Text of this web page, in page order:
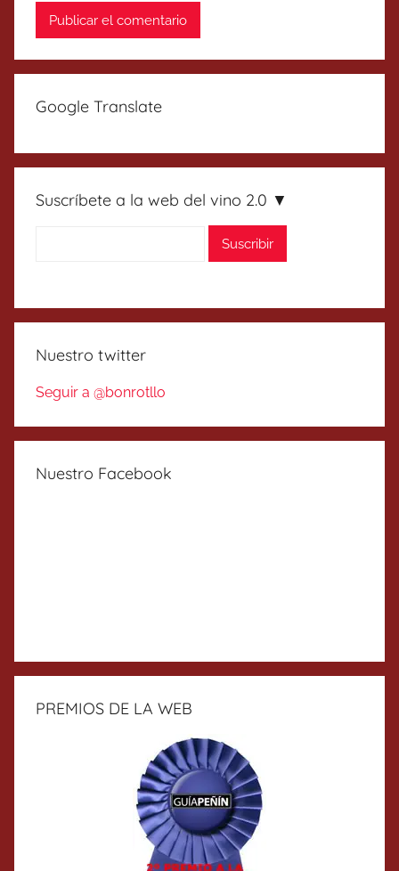
Google Translate
Suscríbete a la web del vino 2.0 ▼
Nuestro twitter
Seguir a @bonrotllo
Nuestro Facebook
PREMIOS DE LA WEB